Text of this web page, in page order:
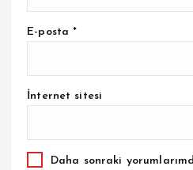
E-posta*
İnternet sitesi
Daha sonraki